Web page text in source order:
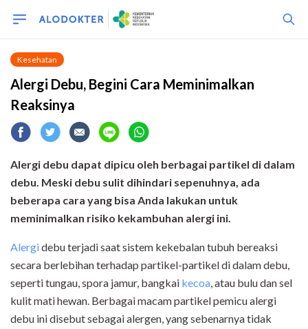
Kesehatan
Alergi Debu, Begini Cara Meminimalkan
Reaksinya
Alergi debu dapat dipicu oleh berbagai partikel di dalam
debu. Meski debu sulit dihindari sepenuhnya, ada
beberapa cara yang bisa Anda lakukan untuk
meminimalkan risiko kekambuhan alergi ini.
Alergidebu terjadi saat sistem kekebalan tubuh bereaksi
secara berlebihan terhadap partikel-partikel di dalam debu,
seperti tungau, spora jamur, bangkai kecoa, atau bulu dan sel
kulit mati hewan. Berbagai macam partikel pemicu alergi
debu ini disebut sebagai alergen, yang sebenarnya tidak